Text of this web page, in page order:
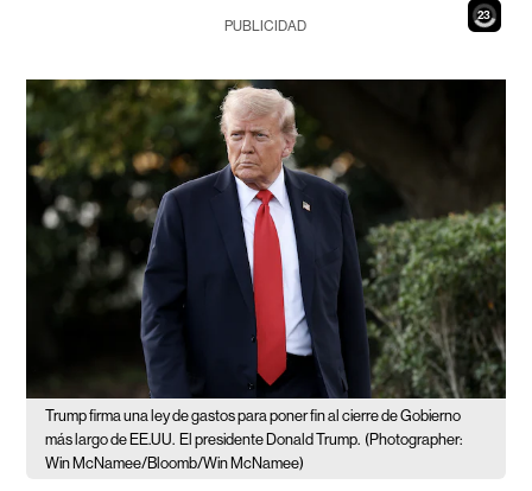
21
PUBLICIDAD
Trump firma una ley de gastos para poner fin al cierre de Gobierno
más largo de EE.UU. El presidente Donald Trump. (Photographer:
Win McNamee/Bloomb/Win McNamee)